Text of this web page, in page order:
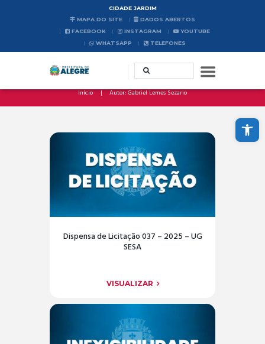
Abrir a barra de ferramentas
CIDADE JARDIM
MAPA DO SITE
DADOS ABERTOS
FACEBOOK
INSTAGRAM
YOUTUBE
WHATSAPP
TELEFONES
Início Autor: Gabriel Lemes Sezario
Dispensa de Licitação 037 – 2025 – UG
SESA
VISUALIZAR